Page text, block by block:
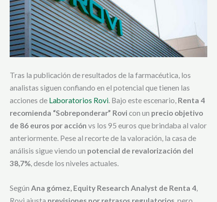
Tras la publicación de resultados de la farmacéutica, los
analistas siguen confiando en el potencial que tienen las
acciones de Laboratorios Rovi. Bajo este escenario, Renta 4
recomienda “Sobreponderar” Rovi con un precio objetivo
de 86 euros por acción vs los 95 euros que brindaba al valor
anteriormente. Pese al recorte de la valoración, la casa de
análisis sigue viendo un potencial de revalorización del
38,7%, desde los niveles actuales.
Según Ana gómez, Equity Research Analyst de Renta 4,